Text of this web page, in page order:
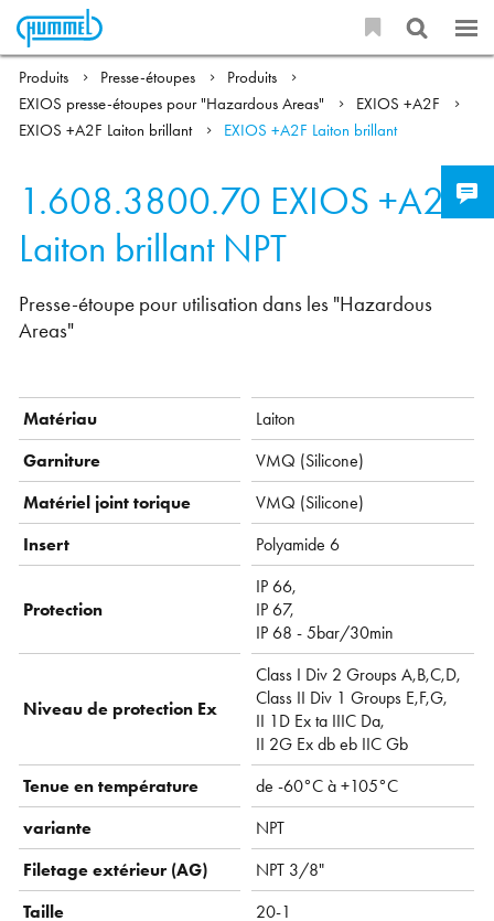
Produits Presse-étoupes
Produits
EXIOS presse-étoupes pour "Hazardous Areas"
EXIOS +A2F
EXIOS +A2F Laiton brillant
EXIOS +A2F Laiton brillant
1.608.3800.70 EXIOS +A2F
Laiton brillant NPT
Presse-étoupe pour utilisation dans les "Hazardous
Areas"
Matériau
Laiton
Garniture
VMQ ( Silicone)
Matériel joint torique
VMQ ( Silicone)
Insert
Polyamide 6
Protection
IP 66,
IP 67,
IP 68 - 5bar/30min
Niveau de protection Ex
Class I Div 2 Groups A,B,C,D,
Class II Div 1 Groups E,F,G,
II 1D Ex ta IIIC Da,
II 2G Ex db eb IIC Gb
Tenue en température
de -60°C à +105°C
variante
NPT
Filetage extérieur (AG)
NPT 3/8"
Taille
20-1